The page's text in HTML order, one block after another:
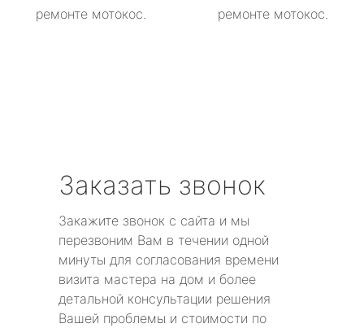
ремонте мотокос.
ремонте мотокос.
Заказать звонок
Закажите звонок с сайта и мы
перезвоним Вам в течении одной
минуты для согласования времени
визита мастера на дом и более
детальной консультации решения
Вашей проблемы и стоимости по